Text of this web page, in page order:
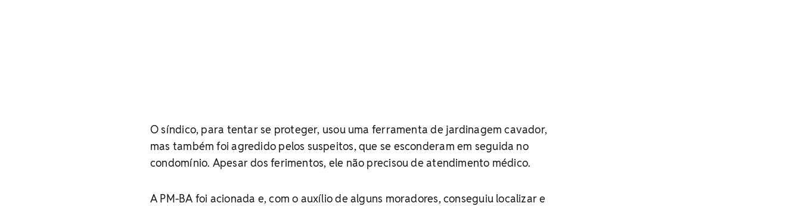
O síndico, para tentar se proteger, usou uma ferramenta de jardinagem cavador,
mas também foi agredido pelos suspeitos, que se esconderam em seguida no
condomínio. Apesar dos ferimentos, ele não precisou de atendimento médico.
A PM-BA foi acionada e, com o auxílio de alguns moradores, conseguiu localizar e